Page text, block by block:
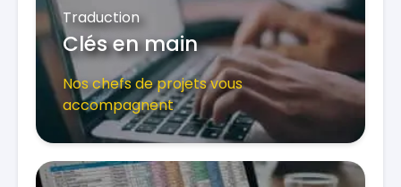
Traduction
Clés en main
Nos chefs de projets vous
accompagnent